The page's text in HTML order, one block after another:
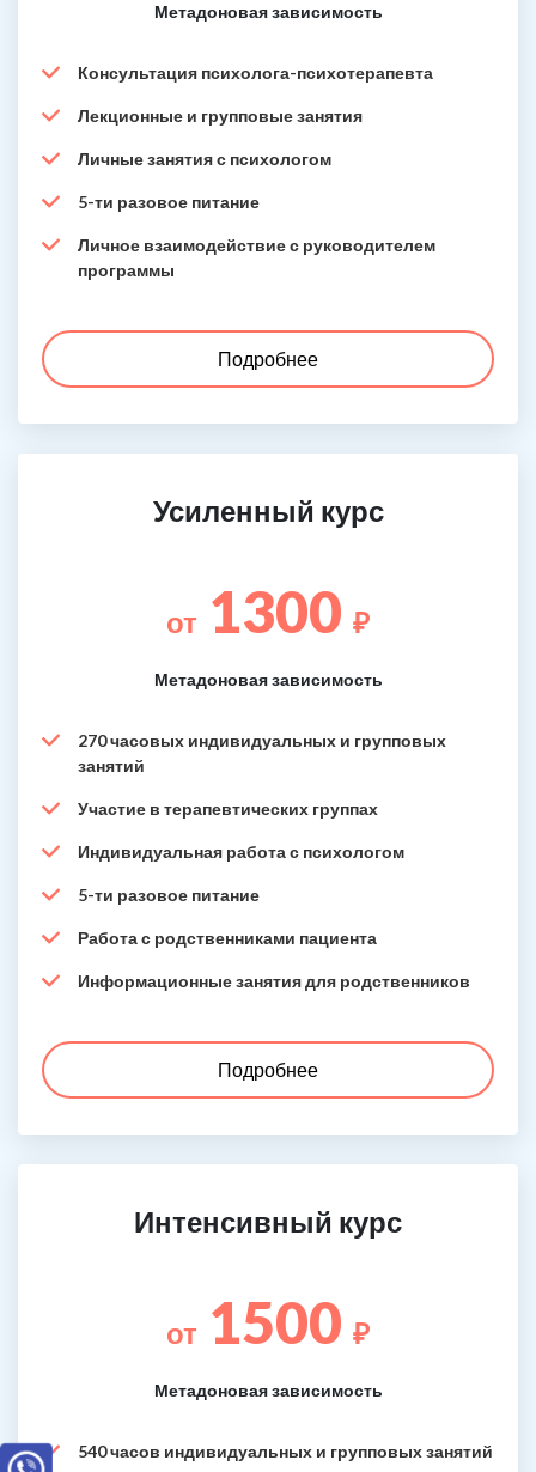
Метадоновая зависимость
Консультация психолога-психотерапевта
Лекционные и групповые занятия
Личные занятия с психологом
5-ти разовое питание
Личное взаимодействие с руководителем
программы
Подробнее
Усиленный курс
от 1300 ₽
Метадоновая зависимость
270 часовых индивидуальных и групповых
занятий
Участие в терапевтических группах
Индивидуальная работа с психологом
5-ти разовое питание
Работа с родственниками пациента
Информационные занятия для родственников
Подробнее
Интенсивный курс
от 1500 ₽
Метадоновая зависимость
540 часов индивидуальных и групповых занятий